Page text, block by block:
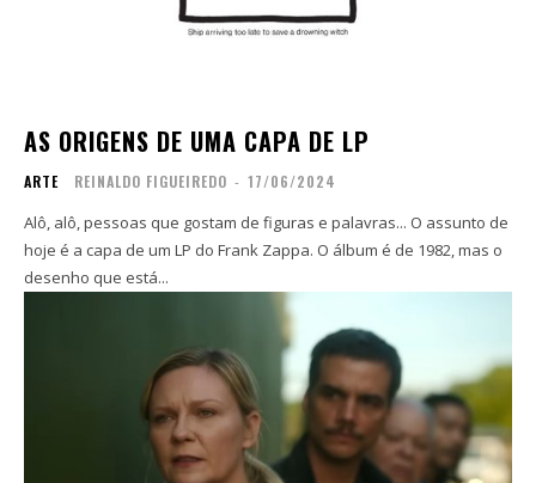
AS ORIGENS DE UMA CAPA DE LP
ARTE REINALDO FIGUEIREDO - 17/06/2024
Alô, alô, pessoas que gostam de figuras e palavras... O assunto de
hoje é a capa de um LP do Frank Zappa. O álbum é de 1982, mas o
desenho que está...